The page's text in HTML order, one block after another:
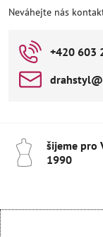
Neváhejte nás
+420 603
šijeme pro
1990